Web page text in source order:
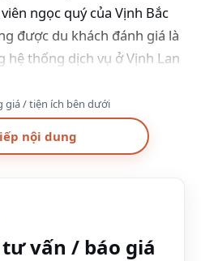
ngọc quý của Vịnh Bắc
được du khách đánh giá là
hệ thống dịch vụ ở Vịnh Lan
giá / tiện ích bên dưới
nội dung
vấn / báo giá